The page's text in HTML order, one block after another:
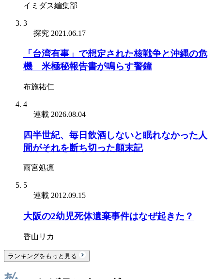
イミダス編集部
3
探究 2021.06.17
「台湾有事」で想定された核戦争と沖縄の危
機 米極秘報告書が鳴らす警鐘
布施祐仁
4
連載 2026.08.04
四半世紀、毎日飲酒しないと眠れなかった人
間がそれを断ち切った顛末記
雨宮処凛
5
連載 2012.09.15
大阪の2幼児死体遺棄事件はなぜ起きた？
香山リカ
ランキングをもっと見る